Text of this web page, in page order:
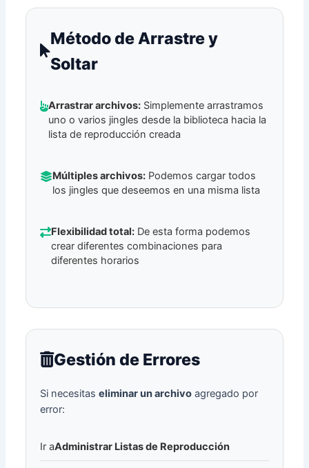
Método de Arrastre y
Soltar
Arrastrar archivos: Simplemente arrastramos
uno o varios jingles desde la biblioteca hacia la
lista de reproducción creada
Múltiples archivos: Podemos cargar todos
los jingles que deseemos en una misma lista
Flexibilidad total: De esta forma podemos
crear diferentes combinaciones para
diferentes horarios
Gestión de Errores
Si necesitaseliminar un archivo agregado por
error:
Ir aAdministrar Listas de Reproducción